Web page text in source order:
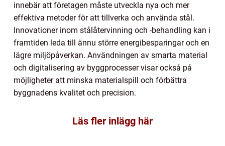
innebär att företagen måste utveckla nya och mer
effektiva metoder för att tillverka och använda stål.
Innovationer inom stålåtervinning och -behandling kan i
framtiden leda till ännu större energibesparingar och en
lägre miljöpåverkan. Användningen av smarta material
och digitalisering av byggprocesser visar också på
möjligheter att minska materialspill och förbättra
byggnadens kvalitet och precision.
Läs fler inlägg här